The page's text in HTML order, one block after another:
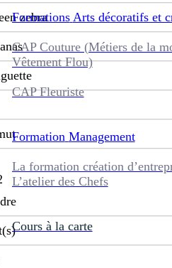
Formations Arts décoratifs et
CAP Couture (Métiers de la
Vêtement Flou)
CAP Fleuriste
Formation Management
La formation création
L’atelier des Chefs
Cours à la carte
zebra